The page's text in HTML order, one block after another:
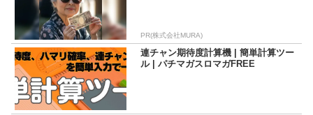
PR(株式会社MURA)
連チャン期待度計算機 | 簡単計算ツー
ル | パチマガスロマガFREE